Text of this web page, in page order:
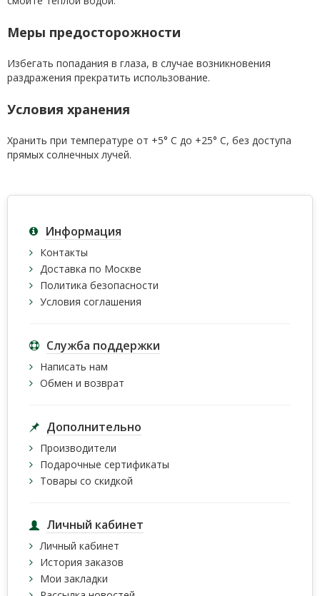
Меры предосторожности
Избегать попадания в глаза, в случае возникновения
раздражения прекратить использование.
Условия хранения
Хранить при температуре от +5° С до +25° С, без доступа
прямых солнечных лучей.
Информация
Контакты
Доставка по Москве
Политика безопасности
Условия соглашения
Служба поддержки
Написать нам
Обмен и возврат
Дополнительно
Производители
Подарочные сертификаты
Товары со скидкой
Личный кабинет
Личный кабинет
История заказов
Мои закладки